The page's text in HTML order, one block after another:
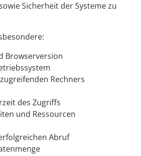
Sicherheit der Systeme zu
Browserversion
Rechners
des Zugriffs
und Ressourcen
Abruf